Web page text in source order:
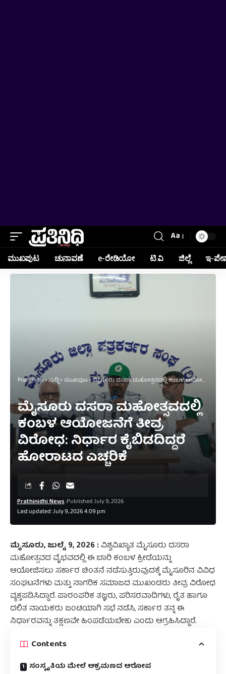
Aa
ಮುಖಪುಟ ಚುನಾವಣೆ e-ರೇಡಿಯೋ ಟಿ ವಿ ಜಿಲ್ಲೆ ಇ-
Prathinidhi>ಸುದ್ದಿ>ಮುಖಪುಟ>ಮೈಸೂರು ದಸರಾ ಮಹೋತ್ಸವದಲ್ಲಿ ಕಂಬಳ ಆಯೋಜನೆಗೆ ತೀವ್ರ ವಿರೋಧ: ನಿರ್ಧಾರ ಕೈಬಿಡದಿದ್ದರೆ ಹೋರಾಟದ ಎಚ್ಚರಿಕೆ
ಮೈಸೂರು ದಸರಾ ಮಹೋತ್ಸವದಲ್ಲಿ
ಕಂಬಳ ಆಯೋಜನೆಗೆ ತೀವ್ರ
ವಿರೋಧ: ನಿರ್ಧಾರ ಕೈಬಿಡದಿದ್ದರೆ
ಹೋರಾಟದ ಎಚ್ಚರಿಕೆ
Last updated: July 9, 2026 4:09 pm
Prathinidhi News Published July 9, 2026
ಮೈಸೂರು, ಜುಲೈ 9, 2026 : ವಿಶ್ವವಿಖ್ಯಾತ ಮೈಸೂರು ದಸರಾ
ಮಹೋತ್ಸವದ ವೈಭವದಲ್ಲಿ ಈ ಬಾರಿ ಕಂಬಳ ಕ್ರೀಡೆಯನ್ನು
ಆಯೋಜಿಸಲು ಸರ್ಕಾರ ಚಿಂತನೆ ನಡೆಸುತ್ತಿರುವುದಕ್ಕೆ ಮೈಸೂರಿನ ವಿವಿಧ
ಸಂಘಟನೆಗಳು ಮತ್ತು ನಾಗರಿಕ ಸಮಾಜದ ಮುಖಂಡರು ತೀವ್ರ ವಿರೋಧ
ವ್ಯಕ್ತಪಡಿಸಿದ್ದಾರೆ. ಪಾರಂಪರಿಕ ತಜ್ಞರು, ಪರಿಸರವಾದಿಗಳು, ರೈತ ಹಾಗೂ
ದಲಿತ ನಾಯಕರು ಜಂಟಿಯಾಗಿ ಸಭೆ ನಡೆಸಿ, ಸರ್ಕಾರ ತನ್ನ ಈ
ನಿರ್ಧಾರವನ್ನು ತಕ್ಷಣವೇ ಹಿಂಪಡೆಯಬೇಕು ಎಂದು ಆಗ್ರಹಿಸಿದ್ದಾರೆ.
Contents
ಸಂಸ್ಕೃತಿಯ ಮೇಲೆ ಆಕ್ರಮಣದ ಆರೋಪ